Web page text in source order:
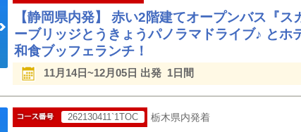
【静岡県内発】 赤い2階建てオープンバス『
ーブリッジとうきょうパノラマドライブ♪ と
和食ブッフェランチ！
11月14日~12月05日 出発 1日間
262130411`1TOC 栃木県内発着